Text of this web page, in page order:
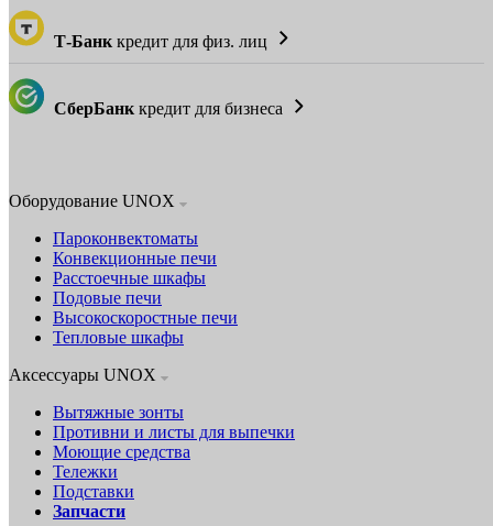
Т-Банк кредит для физ. лиц
СберБанк кредит для бизнеса
Оборудование UNOX
Пароконвектоматы
Конвекционные печи
Расстоечные шкафы
Подовые печи
Высокоскоростные печи
Тепловые шкафы
Аксессуары UNOX
Вытяжные зонты
Противни и листы для выпечки
Моющие средства
Тележки
Подставки
Запчасти